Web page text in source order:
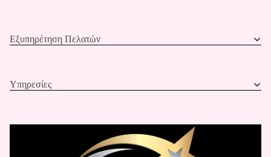
Εξυπηρέτηση Πελατών
Υπηρεσίες